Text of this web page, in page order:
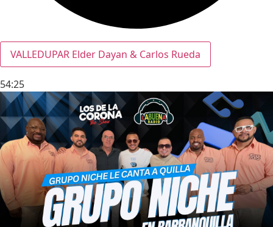
VALLEDUPAR Elder Dayan & Carlos Rueda
54:25